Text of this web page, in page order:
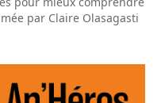
par Claire Olasagasti